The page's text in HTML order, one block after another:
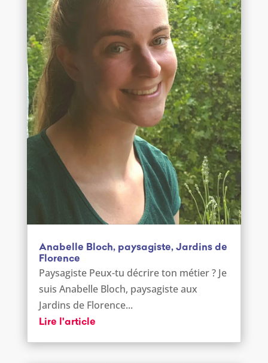
Anabelle Bloch, paysagiste, Jardins de
Florence
Paysagiste Peux-tu décrire ton métier ? Je
suis Anabelle Bloch, paysagiste aux
Jardins de Florence...
Lire l'article